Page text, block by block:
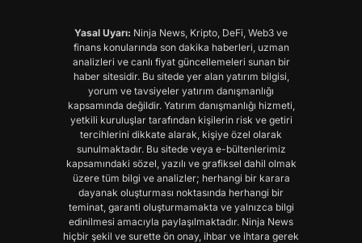
Yasal Uyarı: Ninja News, Kripto, DeFi, Web3 ve
finans konularında son dakika haberleri, uzman
analizleri ve canlı fiyat güncellemeleri sunan bir
haber sitesidir. Bu sitede yer alan yatırım bilgisi,
yorum ve tavsiyeler yatırım danışmanlığı
kapsamında değildir. Yatırım danışmanlığı hizmeti,
yetkili kuruluşlar tarafından kişilerin risk ve getiri
tercihlerini dikkate alarak, kişiye özel olarak
sunulmaktadır. Bu sitede veya e-bültenlerimiz
kapsamındaki sözel, yazılı ve grafiksel dahil olmak
üzere tüm bilgi ve analizler; herhangi bir karara
dayanak oluşturması noktasında herhangi bir
teminat, garanti oluşturmamakta ve yalnızca bilgi
edinilmesi amacıyla paylaşılmaktadır. Ninja News
hiçbir şekil ve surette ön onay, ihbar ve ihtara gerek